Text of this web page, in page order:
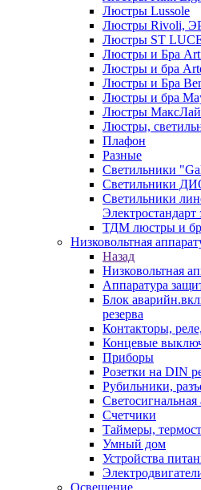
Люстры Lussole
Люстры Rivoli,
Люстры ST
Люстры и Бра
Люстры и бра
Люстры и Бра
Люстры и бра
Люстры
Люстры,
Плафон
Разные
Светильники
Светильники
Светильники
Электростандарт
ТДМ люстры и
Низковольтная
Назад
Низковольтная
Аппаратура
Блок
резерва
Контакторы,
Концевые
Приборы
Розетки на DIN
Рубильники,
Счетчики
Таймеры,
Умный дом
Устройства